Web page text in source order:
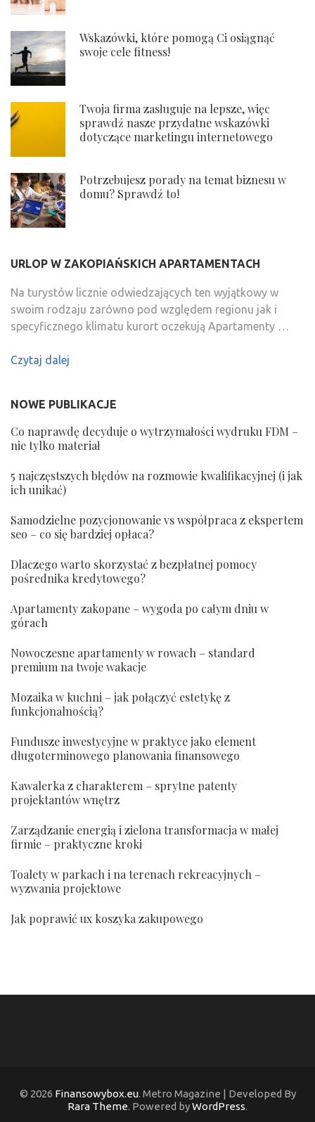
Wskazówki, które pomogą Ci osiągnąć
swoje cele fitness!
Twoja firma zasługuje na lepsze, więc
sprawdź nasze przydatne wskazówki
dotyczące marketingu internetowego
Potrzebujesz porady na temat biznesu w
domu? Sprawdź to!
URLOP W ZAKOPIAŃSKICH APARTAMENTACH
Na turystów licznie odwiedzających ten wyjątkowy w
swoim rodzaju zarówno pod względem regionu jak i
specyficznego klimatu kurort oczekują Apartamenty …
Czytaj dalej
NOWE PUBLIKACJE
Co naprawdę decyduje o wytrzymałości wydruku FDM –
nie tylko materiał
5 najczęstszych błędów na rozmowie kwalifikacyjnej (i jak
ich unikać)
Samodzielne pozycjonowanie vs współpraca z ekspertem
seo – co się bardziej opłaca?
Dlaczego warto skorzystać z bezpłatnej pomocy
pośrednika kredytowego?
Apartamenty zakopane – wygoda po całym dniu w
górach
Nowoczesne apartamenty w rowach – standard
premium na twoje wakacje
Mozaika w kuchni – jak połączyć estetykę z
funkcjonalnością?
Fundusze inwestycyjne w praktyce jako element
długoterminowego planowania finansowego
Kawalerka z charakterem – sprytne patenty
projektantów wnętrz
Zarządzanie energią i zielona transformacja w małej
firmie – praktyczne kroki
Toalety w parkach i na terenach rekreacyjnych –
wyzwania projektowe
Jak poprawić ux koszyka zakupowego
© 2026 Finansowybox.eu. Metro Magazine | Developed By
Rara Theme. Powered byWordPress.